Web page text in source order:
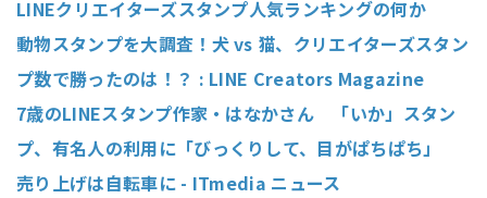
LINEクリエイターズスタンプ人気ランキングの何か
動物スタンプを大調査！犬 vs 猫、クリエイターズスタン
プ数で勝ったのは！？ : LINE Creators Magazine
7歳のLINEスタンプ作家・はなかさん 「いか」スタン
プ、有名人の利用に「びっくりして、目がぱちぱち」
売り上げは自転車に - ITmedia ニュース